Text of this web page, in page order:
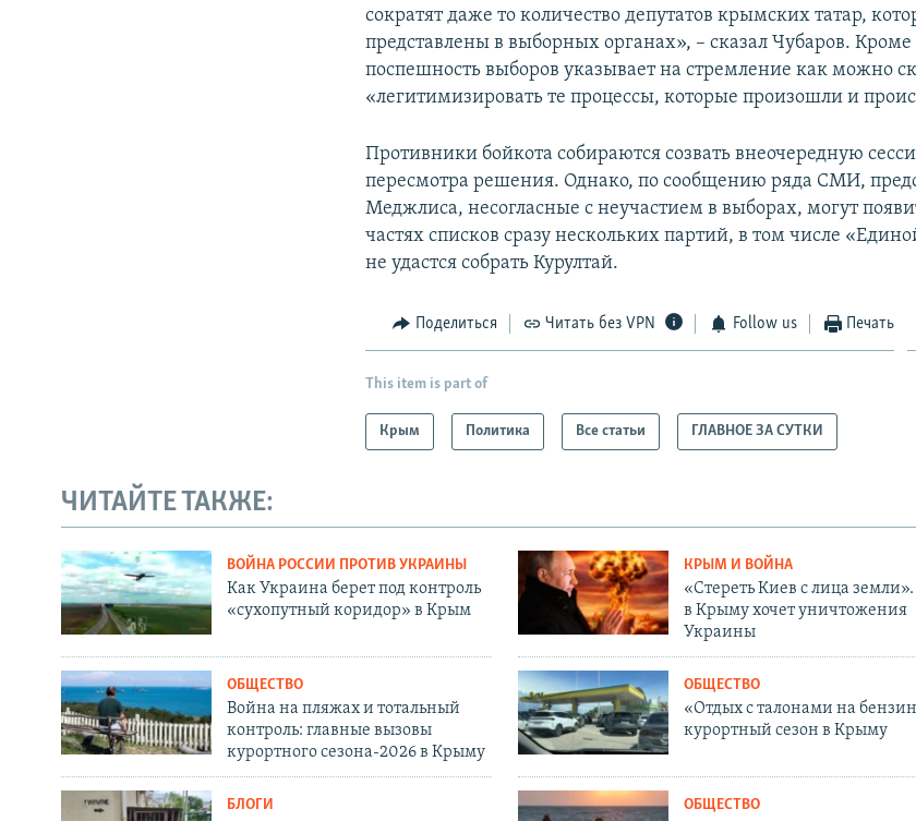
сократят даже то количество депутатов крымских татар,
представлены в выборных органах», – сказал Чубаров.
поспешность выборов указывает на стремление как можно
«легитимизировать те процессы, которые произошли и
Противники бойкота собираются созвать внеочередную
пересмотра решения. Однако, по сообщению ряда СМИ,
Меджлиса, несогласные с неучастием в выборах, могут
частях списков сразу нескольких партий, в том числе
не удастся собрать Курултай.
Поделиться Читать без VPN Follow us Печать
This item is part of
Крым Политика Все статьи ГЛАВНОЕ ЗА СУТКИ
ЧИТАЙТЕ ТАКЖЕ:
ВОЙНА РОССИИ ПРОТИВ УКРАИНЫ
Как Украина берет под контроль
«сухопутный коридор» в Крым
КРЫМ И ВОЙНА
«Стереть Киев с лица земли».
в Крыму хочет уничтожения
Украины
ОБЩЕСТВО
Война на пляжах и тотальный
контроль: главные вызовы
курортного сезона-2026 в Крыму
ОБЩЕСТВО
«Отдых с талонами на
курортный сезон в Крыму
БЛОГИ ОБЩЕСТВО